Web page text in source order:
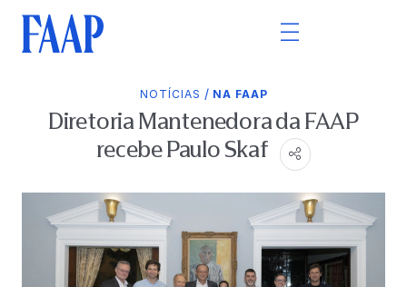
NOTÍCIAS / NA FAAP
Diretoria Mantenedora da FAAP
recebe Paulo Skaf